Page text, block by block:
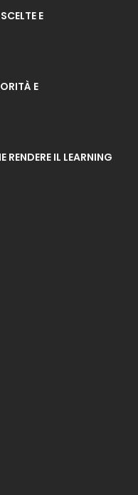
E
E
IL LEARNING